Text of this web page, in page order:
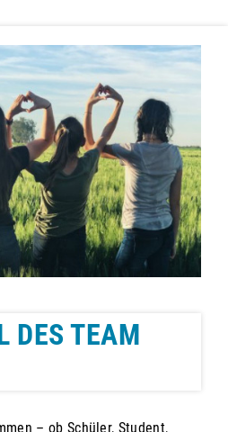
DES TEAM
– ob Schüler, Student,